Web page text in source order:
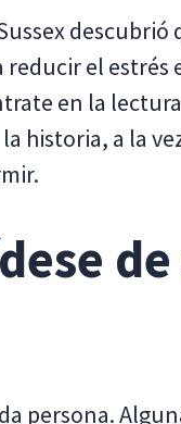
el estrés
en la
historia, a la
de
persona.